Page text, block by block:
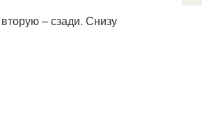
– сзади. Снизу